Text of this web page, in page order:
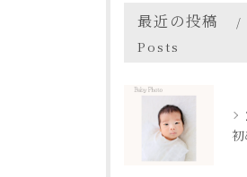
最近の投稿
Posts